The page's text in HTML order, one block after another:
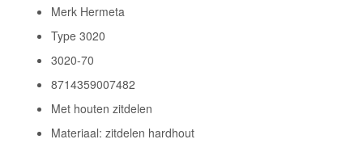
Merk Hermeta
Type 3020
3020-70
8714359007482
Met houten zitdelen
Materiaal: zitdelen hardhout